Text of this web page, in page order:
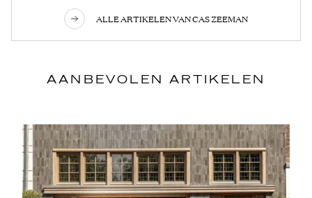
ALLE ARTIKELEN VAN CAS ZEEMAN
AANBEVOLEN ARTIKELEN